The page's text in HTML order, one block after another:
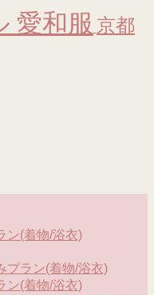
愛和服 京都
ン(着物/浴衣)
プラン(着物/浴衣)
ン(着物/浴衣)